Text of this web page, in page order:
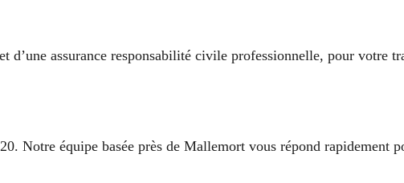
d’une assurance responsabilité civile professionnelle, pour votre
Notre équipe basée près de Mallemort vous répond rapidement